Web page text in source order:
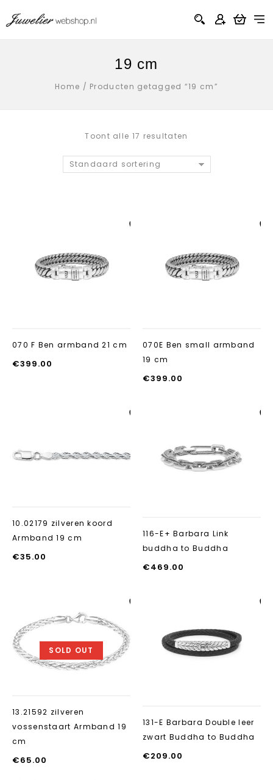
19 cm
Home / Producten getagged “19 cm”
Toont alle 17 resultaten
Standaard sortering
070 F Ben armband 21 cm
€399.00
070E Ben small armband
19 cm
€399.00
10.02179 zilveren koord
Armband 19 cm
€35.00
116-E+ Barbara Link
buddha to Buddha
€469.00
SOLD OUT
13.21592 zilveren
vossenstaart Armband 19
cm
€65.00
131-E Barbara Double leer
zwart Buddha to Buddha
€209.00